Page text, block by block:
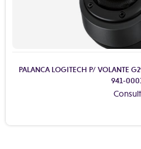
PALANCA LOGITECH P/ VOLANTE
941-